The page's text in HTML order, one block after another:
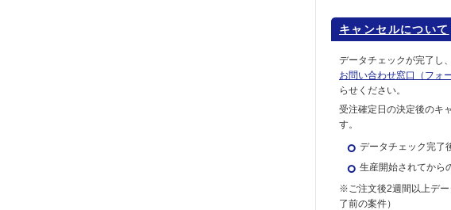
キャンセルについて
データチェックが完了し
お問い合わせ窓口（フォー
らせください。
受注確定日の決定後のキ
す。
データチェック完
生産開始されてか
※ご注文後2週間以上デー
了前の案件）